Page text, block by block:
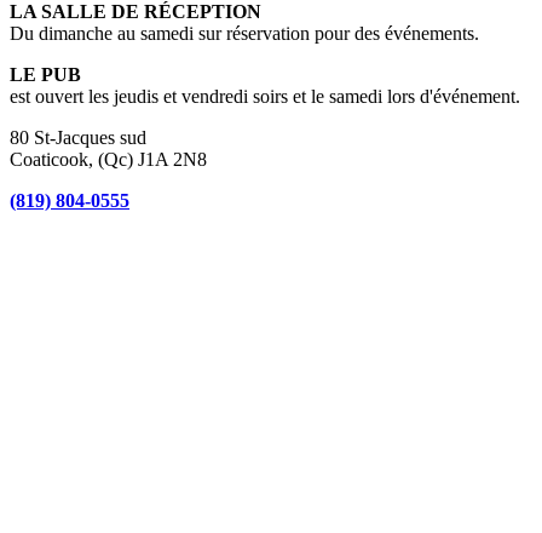
LA SALLE DE RÉCEPTION
Du dimanche au samedi sur réservation pour des événements.
LE PUB
est ouvert les jeudis et vendredi soirs et le samedi lors d'événement.
80 St-Jacques sud
Coaticook, (Qc) J1A 2N8
(819) 804-0555